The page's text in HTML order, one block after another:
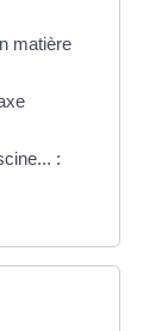
matière
: